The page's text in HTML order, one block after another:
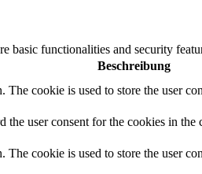
basic functionalities and security
Beschreibung
cookie is used to store the user
the user consent for the cookies in
cookie is used to store the user